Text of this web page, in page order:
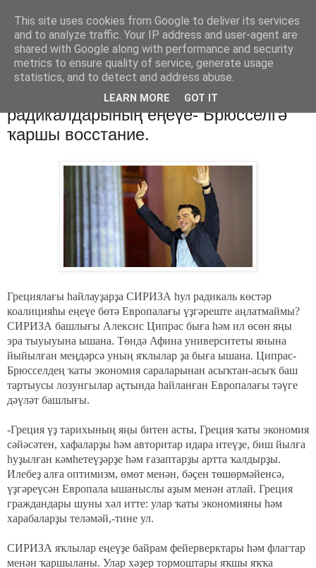
Хәбәрҙәр
понедельник, 26 января 2015 г.
Грецияла Сириза һул
радикалдарының еңеүе- Брюсселгә
ҡаршы восстание.
Грециялағы һайлауҙарҙа СИРИЗА һул радикаль көстәр
коалицияһы еңеүе бөтә Европалағы үҙгәреште аңлатмаймы?
СИРИЗА башлығы Алексис Ципрас быға һәм ил өсөн яңы
эра тыуыуына ышана. Төндә Афина университеты янына
йыйылған меңдәрсә уның яҡлылар ҙа быға ышана. Ципрас-
Брюсселдең ҡаты экономия сараларынан асыҡтан-асыҡ баш
тартыусы лозунгылар аҫтында һайланған Европалағы тәүге
дәүләт башлығы.
-Греция үҙ тарихының яңы битен асты, Греция ҡаты экономия
сәйәсәтен, хафаларҙы һәм авторитар идара итеүҙе, биш йылға
һуҙылған кәмһетеүҙәрҙе һәм ғазаптарҙы артта ҡалдырҙы.
Илебеҙ алға оптимизм, өмөт менән, бәҫен төшөрмәйенсә,
үҙгәреүсән Европала ышаныслы аҙым менән атлай. Греция
граждандары шуны хәл итте: улар ҡаты экономияны һәм
харабаларҙы теләмәй,-тине ул.
СИРИЗА яҡлылар еңеүҙе байрам фейерверктары һәм флагтар
менән ҡаршыланы. Улар хәҙер тормоштары яҡшы яҡҡа
This site uses cookies from Google to deliver its services
and to analyze traffic. Your IP address and user-agent are
shared with Google along with performance and security
metrics to ensure quality of service, generate usage
statistics, and to detect and address abuse.
LEARN MORE GOT IT